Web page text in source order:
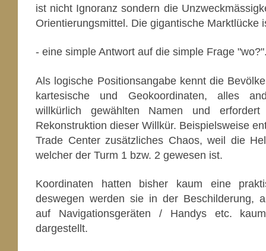
ist nicht Ignoranz sondern die
Orientierungsmittel. Die gigantische Marktlücke
- eine simple Antwort auf die simple Frage
Als logische Positionsangabe kennt die
kartesische und Geokoordinaten, alles
willkürlich gewählten Namen und
Rekonstruktion dieser Willkür. Beispielsweise
Trade Center zusätzliches Chaos, weil die
welcher der Turm 1 bzw. 2 gewesen ist.
Koordinaten hatten bisher kaum eine
deswegen werden sie in der Beschilderung,
auf Navigationsgeräten / Handys etc.
dargestellt.